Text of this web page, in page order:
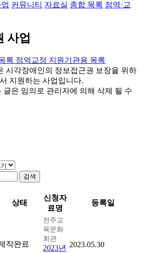
커뮤니티 자료실 종합 목록 점역·교
사업
록 점역교정 지원기관용 목록
시각장애인의 정보접근권 보장을 위하
지원하는 사업입니다.
글은 임의로 관리자에 의해 삭제 될 수
검색
상태
신청자
료명
등록일
작완료
전주교
육문화
회관
2023년 2023.05.30